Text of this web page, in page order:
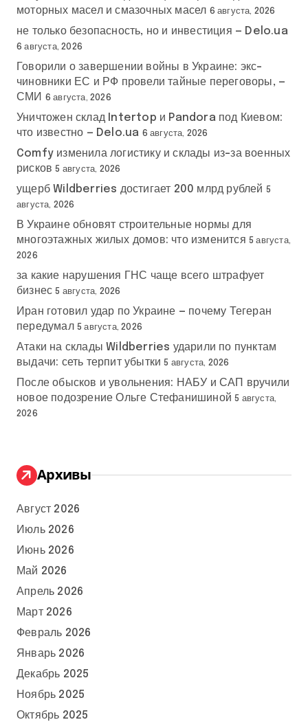
моторных масел и смазочных масел 6 августа, 2026
не только безопасность, но и инвестиция — Delo.ua
6 августа, 2026
Говорили о завершении войны в Украине: экс-
чиновники ЕС и РФ провели тайные переговоры, —
СМИ
6 августа, 2026
Уничтожен склад Intertop и Pandora под Киевом:
что известно — Delo.ua 6 августа, 2026
Comfy изменила логистику и склады из-за военных
рисков 5 августа, 2026
ущерб Wildberries достигает 200 млрд рублей 5
августа, 2026
В Украине обновят строительные нормы для
многоэтажных жилых домов: что изменится 5 августа,
2026
за какие нарушения ГНС чаще всего штрафует
бизнес 5 августа, 2026
Иран готовил удар по Украине — почему Тегеран
передумал 5 августа, 2026
Атаки на склады Wildberries ударили по пунктам
выдачи: сеть терпит убытки 5 августа, 2026
После обысков и увольнения: НАБУ и САП вручили
новое подозрение Ольге Стефанишиной 5 августа,
2026
Архивы
Август 2026
Июль 2026
Июнь 2026
Май 2026
Апрель 2026
Март 2026
Февраль 2026
Январь 2026
Декабрь 2025
Ноябрь 2025
Октябрь 2025